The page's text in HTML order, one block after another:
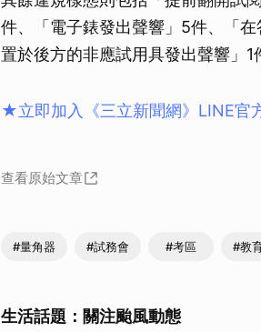
件、「電子錶發出聲響」5件、「
置於後方的非應試用具發出聲響」1
★立即加入《三立新聞網》LINE官
查看原始文章
#量角器 #試務會 #考區 #教
生活話題：關注颱風動態